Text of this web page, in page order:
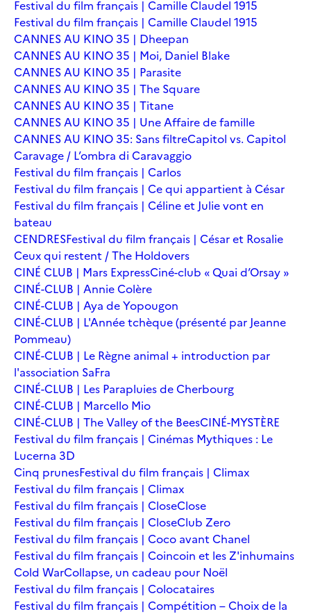
Festival du film français | Camille Claudel 1915
Festival du film français | Camille Claudel 1915
CANNES AU KINO 35 | Dheepan
CANNES AU KINO 35 | Moi, Daniel Blake
CANNES AU KINO 35 | Parasite
CANNES AU KINO 35 | The Square
CANNES AU KINO 35 | Titane
CANNES AU KINO 35 | Une Affaire de famille
CANNES AU KINO 35: Sans filtreCapitol vs. Capitol
Caravage / L’ombra di Caravaggio
Festival du film français | Carlos
Festival du film français | Ce qui appartient à César
Festival du film français | Céline et Julie vont en
bateau
CENDRESFestival du film français | César et Rosalie
Ceux qui restent / The Holdovers
CINÉ CLUB | Mars ExpressCiné-club « Quai d’Orsay »
CINÉ-CLUB | Annie Colère
CINÉ-CLUB | Aya de Yopougon
CINÉ-CLUB | L'Année tchèque (présenté par Jeanne
Pommeau)
CINÉ-CLUB | Le Règne animal + introduction par
l'association SaFra
CINÉ-CLUB | Les Parapluies de Cherbourg
CINÉ-CLUB | Marcello Mio
CINÉ-CLUB | The Valley of the BeesCINÉ-MYSTÈRE
Festival du film français | Cinémas Mythiques : Le
Lucerna 3D
Cinq prunesFestival du film français | Climax
Festival du film français | Climax
Festival du film français | CloseClose
Festival du film français | CloseClub Zero
Festival du film français | Coco avant Chanel
Festival du film français | Coincoin et les Z'inhumains
Cold WarCollapse, un cadeau pour Noël
Festival du film français | Colocataires
Festival du film français | Compétition – Choix de la